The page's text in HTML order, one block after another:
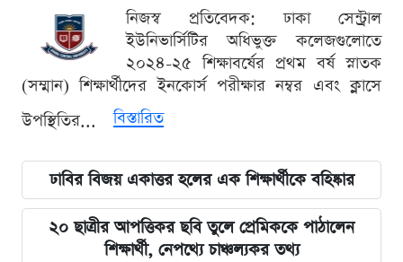
নিজস্ব প্রতিবেদক: ঢাকা সেন্ট্রাল
ইউনিভার্সিটির অধিভুক্ত কলেজগুলোতে
২০২৪-২৫ শিক্ষাবর্ষের প্রথম বর্ষ স্নাতক
(সম্মান) শিক্ষার্থীদের ইনকোর্স পরীক্ষার নম্বর এবং ক্লাসে
উপস্থিতির...
বিস্তারিত
ঢাবির বিজয় একাত্তর হলের এক শিক্ষার্থীকে বহিষ্কার
২০ ছাত্রীর আপত্তিকর ছবি তুলে প্রেমিককে পাঠালেন
শিক্ষার্থী, নেপথ্যে চাঞ্চল্যকর তথ্য